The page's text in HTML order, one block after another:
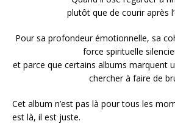
plutôt que de courir après
Pour sa profondeur émotionnelle, sa
force spirituelle
et parce que certains albums marquent
chercher à faire de
Cet album n’est pas là pour tous les
est là, il est juste.